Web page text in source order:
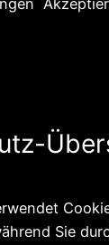
Sie